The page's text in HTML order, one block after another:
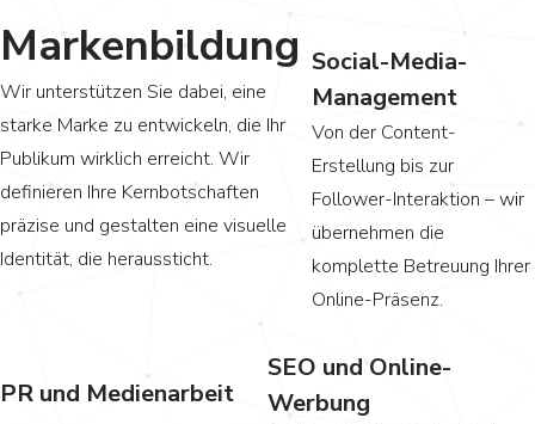
Markenbildung
Wir unterstützen Sie dabei, eine
starke Marke zu entwickeln, die Ihr
Publikum wirklich erreicht. Wir
definieren Ihre Kernbotschaften
präzise und gestalten eine visuelle
Identität, die heraussticht.
Social-Media-
Management
Von der Content-
Erstellung bis zur
Follower-Interaktion – wir
übernehmen die
komplette Betreuung Ihrer
Online-Präsenz.
PR und Medienarbeit
SEO und Online-
Werbung